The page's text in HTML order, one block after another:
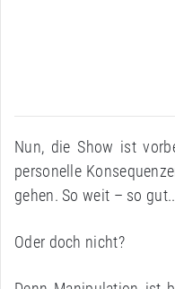
Nun, die Show ist
personelle
gehen. So weit – so gut..
Oder doch nicht?